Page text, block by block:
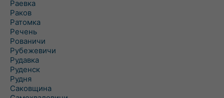
Раевка
Раков
Ратомка
Речень
Рованичи
Рубежевичи
Рудавка
Руденск
Рудня
Саковщина